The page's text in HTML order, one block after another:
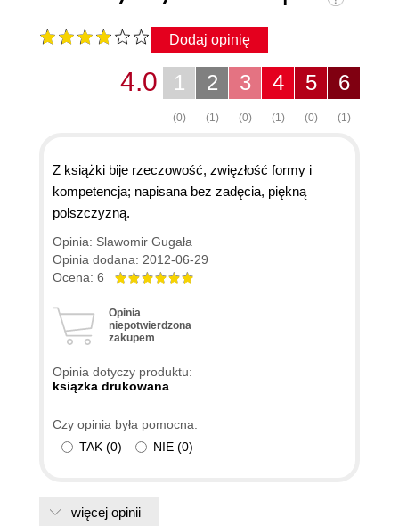
Dodaj opinię
6
(1)
5
(0)
4
(1)
3
(0)
2
(1)
1
(0)
4.0
Z książki bije rzeczowość, zwięzłość formy i
kompetencja; napisana bez zadęcia, piękną
polszczyzną.
Opinia: Slawomir Gugała
Opinia dodana: 2012-06-29
Ocena: 6
Opinia
niepotwierdzona
zakupem
Opinia dotyczy produktu:
ksiązka drukowana
Czy opinia była pomocna:
TAK (0) NIE (0)
więcej opinii